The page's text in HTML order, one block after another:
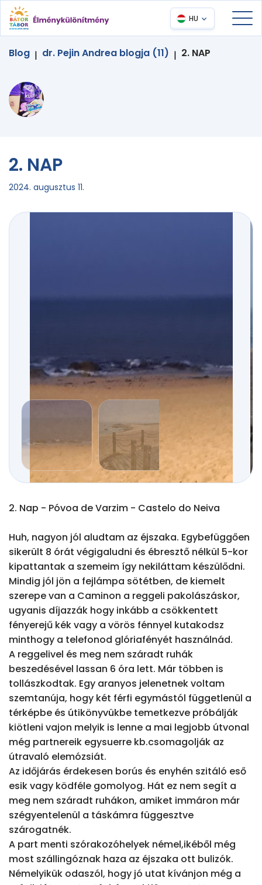
HU
Blog | dr. Pejin Andrea blogja (11) | 2. NAP
2. NAP
2024. augusztus 11.
2. Nap - Póvoa de Varzim - Castelo do Neiva
Huh, nagyon jól aludtam az éjszaka. Egybefüggően
sikerült 8 órát végigaludni és ébresztő nélkül 5-kor
kipattantak a szemeim így nekiláttam készülődni.
Mindig jól jön a fejlámpa sötétben, de kiemelt
szerepe van a Caminon a reggeli pakolászáskor,
ugyanis díjazzák hogy inkább a csökkentett
fényerejű kék vagy a vörös fénnyel kutakodsz
minthogy a telefonod glóriafényét használnád.
A reggelivel és meg nem száradt ruhák
beszedésével lassan 6 óra lett. Már többen is
tollászkodtak. Egy aranyos jelenetnek voltam
szemtanúja, hogy két férfi egymástól függetlenül a
térképbe és útikönyvükbe temetkezve próbálják
kiötleni vajon melyik is lenne a mai legjobb útvonal
még partnereik egysuerre kb.csomagolják az
útravaló elemózsiát.
Az időjárás érdekesen borús és enyhén szitáló eső
esik vagy ködféle gomolyog. Hát ez nem segít a
meg nem száradt ruhákon, amiket immáron már
szégyentelenül a táskámra függesztve
szárogatnék.
A part menti szórakozóhelyek némel,ikéből még
most szállingóznak haza az éjszaka ott bulizók.
Némelyikük odaszól, hogy jó utat kívánjon még a